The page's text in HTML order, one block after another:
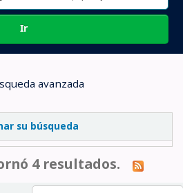
Ir
avanzada
su búsqueda
4 resultados.